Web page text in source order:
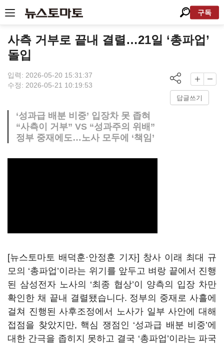
구독
사측 거부로 끝내 결렬…21일 ‘총파업’
돌입
입력: 2026-05-20 15:31:37
수정: 2026-05-21 10:19:53
답글쓰기
‘성과급 배분 비중’ 입장차 못 좁혀
“사측이 거부” VS “성과주의 위배”
정부 중재에도…노사 모두에 ‘책임’
[뉴스토마토 배덕훈·안정훈 기자] 창사 이래 최대 규
모의 ‘총파업 ’이라는 위기를 앞두고 벼랑 끝에서 진행
된 삼성전자 노사의 ‘최종 협상’이 양측의 입장 차만
확인한 채 끝내 결렬됐습니다. 정부의 중재로 사흘에
걸쳐 진행된 사후조정에서 노사가 일부 사안에 대해
접점을 찾았지만, 핵심 쟁점인 ‘성과급 배분 비중’에
대한 간극을 좁히지 못하고 결국 ‘총파업 ’이라는 파국